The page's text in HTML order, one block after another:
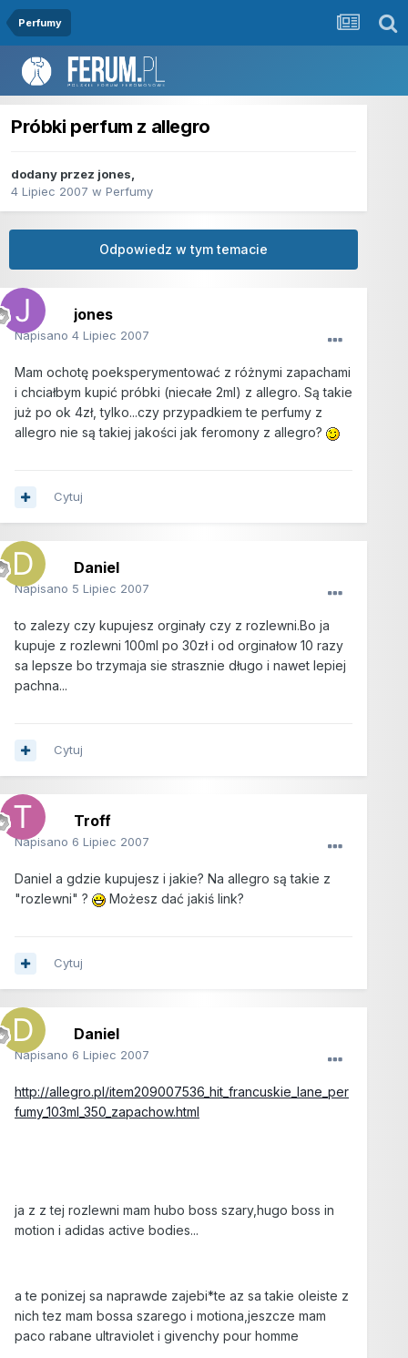
Perfumy
Próbki perfum z allegro
dodany przez jones,
4 Lipiec 2007 w Perfumy
Odpowiedz w tym temacie
jones
Napisano 4 Lipiec 2007
Mam ochotę poeksperymentować z różnymi zapachami
i chciałbym kupić próbki (niecałe 2ml) z allegro. Są takie
już po ok 4zł, tylko...czy przypadkiem te perfumy z
allegro nie są takiej jakości jak feromony z allegro?
Cytuj
Daniel
Napisano 5 Lipiec 2007
to zalezy czy kupujesz orginały czy z rozlewni.Bo ja
kupuje z rozlewni 100ml po 30zł i od orginałow 10 razy
sa lepsze bo trzymaja sie strasznie długo i nawet lepiej
pachna...
Cytuj
Troff
Napisano 6 Lipiec 2007
Daniel a gdzie kupujesz i jakie? Na allegro są takie z
"rozlewni" ?
Możesz dać jakiś link?
Cytuj
Daniel
Napisano 6 Lipiec 2007
http://allegro.pl/item209007536_hit_francuskie_lane_per
fumy_103ml_350_zapachow.html
ja z z tej rozlewni mam hubo boss szary,hugo boss in
motion i adidas active bodies...
a te ponizej sa naprawde zajebi*te az sa takie oleiste z
nich tez mam bossa szarego i motiona,jeszcze mam
paco rabane ultraviolet i givenchy pour homme